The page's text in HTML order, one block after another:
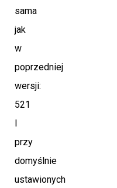
sama
jak
w
poprzedniej
wersji:
521
l
przy
domyślnie
ustawionych